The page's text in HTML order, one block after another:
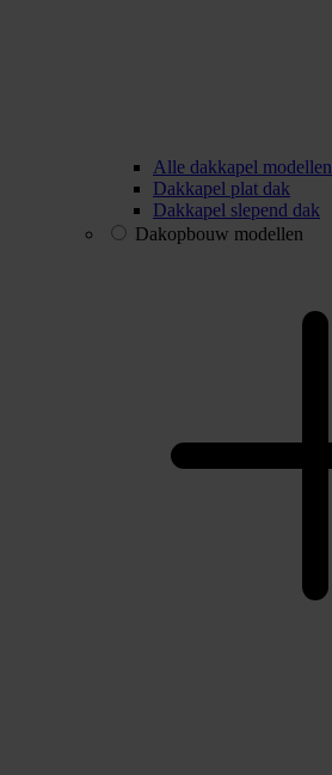
Alle dakkapel modellen
Dakkapel plat dak
Dakkapel slepend dak
Dakopbouw modellen